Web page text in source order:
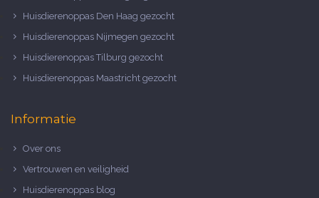
Huisdierenoppas Den Haag gezocht
Huisdierenoppas Nijmegen gezocht
Huisdierenoppas Tilburg gezocht
Huisdierenoppas Maastricht gezocht
Informatie
Over ons
Vertrouwen en veiligheid
Huisdierenoppas blog